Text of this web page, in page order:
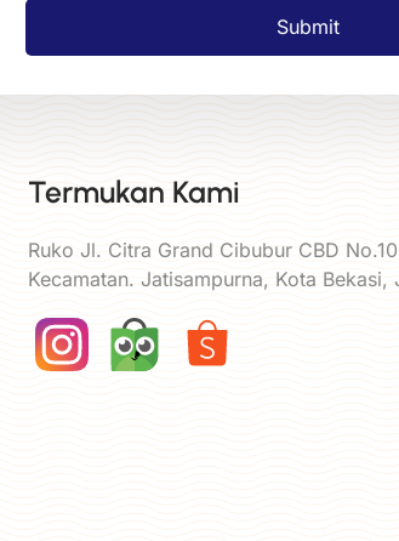
Submit
Termukan Kami
Ruko Jl. Citra Grand Cibubur CBD
Kecamatan. Jatisampurna, Kota Bekasi,